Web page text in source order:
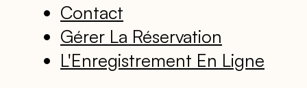
Contact
Gérer La Réservation
L'Enregistrement En Ligne